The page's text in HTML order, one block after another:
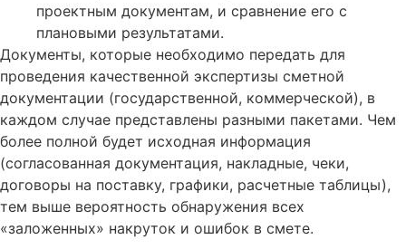
проектным документам, и сравнение его с
плановыми результатами.
Документы, которые необходимо передать для
проведения качественной экспертизы сметной
документации (государственной, коммерческой), в
каждом случае представлены разными пакетами. Чем
более полной будет исходная информация
(согласованная документация, накладные, чеки,
договоры на поставку, графики, расчетные таблицы),
тем выше вероятность обнаружения всех
«заложенных» накруток и ошибок в смете.